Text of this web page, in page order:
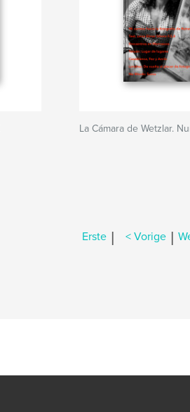
La Cámara de Wetzlar.
Erste | < Vorige |